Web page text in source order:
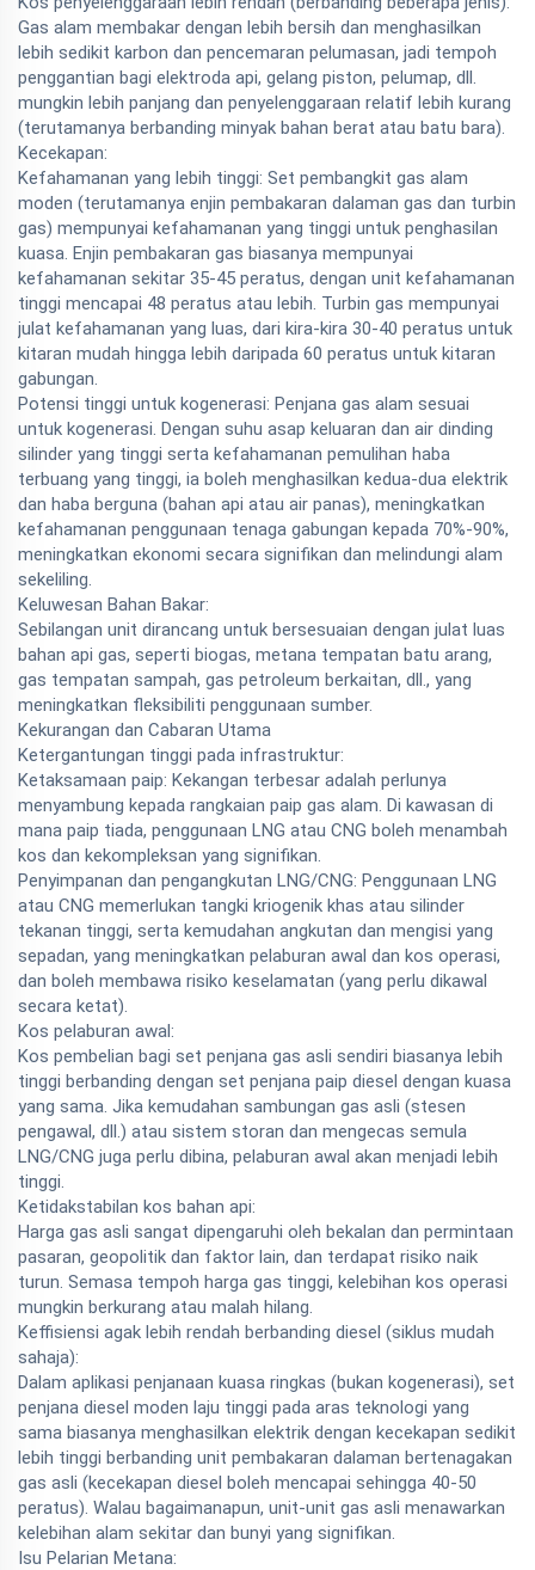
Gas alam membakar dengan lebih bersih dan menghasilkan
lebih sedikit karbon dan pencemaran pelumasan, jadi tempoh
penggantian bagi elektroda api, gelang piston, pelumap, dll.
mungkin lebih panjang dan penyelenggaraan relatif lebih kurang
(terutamanya berbanding minyak bahan berat atau batu bara).
Kecekapan:
Kefahamanan yang lebih tinggi: Set pembangkit gas alam
moden (terutamanya enjin pembakaran dalaman gas dan turbin
gas) mempunyai kefahamanan yang tinggi untuk penghasilan
kuasa. Enjin pembakaran gas biasanya mempunyai
kefahamanan sekitar 35-45 peratus, dengan unit kefahamanan
tinggi mencapai 48 peratus atau lebih. Turbin gas mempunyai
julat kefahamanan yang luas, dari kira-kira 30-40 peratus untuk
kitaran mudah hingga lebih daripada 60 peratus untuk kitaran
gabungan.
Potensi tinggi untuk kogenerasi: Penjana gas alam sesuai
untuk kogenerasi. Dengan suhu asap keluaran dan air dinding
silinder yang tinggi serta kefahamanan pemulihan haba
terbuang yang tinggi, ia boleh menghasilkan kedua-dua elektrik
dan haba berguna (bahan api atau air panas), meningkatkan
kefahamanan penggunaan tenaga gabungan kepada 70%-90%,
meningkatkan ekonomi secara signifikan dan melindungi alam
sekeliling.
Keluwesan Bahan Bakar:
Sebilangan unit dirancang untuk bersesuaian dengan julat luas
bahan api gas, seperti biogas, metana tempatan batu arang,
gas tempatan sampah, gas petroleum berkaitan, dll., yang
meningkatkan fleksibiliti penggunaan sumber.
Kekurangan dan Cabaran Utama
Ketergantungan tinggi pada infrastruktur:
Ketaksamaan paip: Kekangan terbesar adalah perlunya
menyambung kepada rangkaian paip gas alam. Di kawasan di
mana paip tiada, penggunaan LNG atau CNG boleh menambah
kos dan kekompleksan yang signifikan.
Penyimpanan dan pengangkutan LNG/CNG: Penggunaan LNG
atau CNG memerlukan tangki kriogenik khas atau silinder
tekanan tinggi, serta kemudahan angkutan dan mengisi yang
sepadan, yang meningkatkan pelaburan awal dan kos operasi,
dan boleh membawa risiko keselamatan (yang perlu dikawal
secara ketat).
Kos pelaburan awal:
Kos pembelian bagi set penjana gas asli sendiri biasanya lebih
tinggi berbanding dengan set penjana paip diesel dengan kuasa
yang sama. Jika kemudahan sambungan gas asli (stesen
pengawal, dll.) atau sistem storan dan mengecas semula
LNG/CNG juga perlu dibina, pelaburan awal akan menjadi lebih
tinggi.
Ketidakstabilan kos bahan api:
Harga gas asli sangat dipengaruhi oleh bekalan dan permintaan
pasaran, geopolitik dan faktor lain, dan terdapat risiko naik
turun. Semasa tempoh harga gas tinggi, kelebihan kos operasi
mungkin berkurang atau malah hilang.
Keffisiensi agak lebih rendah berbanding diesel (siklus mudah
sahaja):
Dalam aplikasi penjanaan kuasa ringkas (bukan kogenerasi), set
penjana diesel moden laju tinggi pada aras teknologi yang
sama biasanya menghasilkan elektrik dengan kecekapan sedikit
lebih tinggi berbanding unit pembakaran dalaman bertenagakan
gas asli (kecekapan diesel boleh mencapai sehingga 40-50
peratus). Walau bagaimanapun, unit-unit gas asli menawarkan
kelebihan alam sekitar dan bunyi yang signifikan.
Isu Pelarian Metana: